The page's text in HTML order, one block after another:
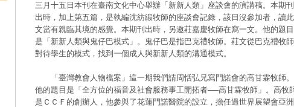
三月十五日本刊在臺南文化中心舉辦「新新人類」座談會的演講稿。本期刊
出時，加上第五篇，是執編沈紡緞牧師的座談會記錄，該日沒參加者，讀此
文當有親臨其境的感覺。本期刊出時，另邀莊嘉慶牧師在寫一文。他的題目
是「新新人類與鬼仔巴模式」。鬼仔巴是指巴克禮牧師。莊文從巴克禮牧師
對待學生的模式，找到一個成人與新新人類的溝通模式。
「臺灣教會人物檔案」這一期我們請周恬弘兄寫門諾會的高甘霖牧師。
他的題目是「全方位的福音及社會服務事工開拓者──高甘霖牧師」。高牧
是ＣＣＦ的創辦人，他參與了花蓮門諾醫院的設立，擔任過世界展望會亞洲